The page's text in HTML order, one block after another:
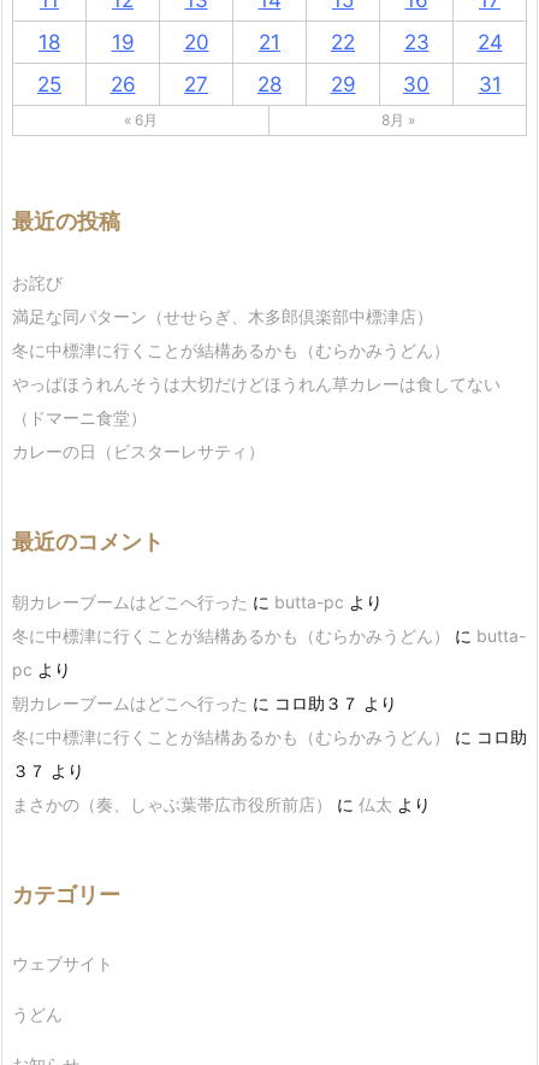
18
19 20 21 22 23
24
25
26 27 28 29 30 31
« 6月 8月 »
最近の投稿
お詫び
満足な同パターン（せせらぎ、木多郎倶楽部中標津店）
冬に中標津に行くことが結構あるかも（むらかみうどん）
やっぱほうれんそうは大切だけどほうれん草カレーは食してない
（ドマーニ食堂）
カレーの日（ビスターレサティ）
最近のコメント
朝カレーブームはどこへ行った に butta-pc より
冬に中標津に行くことが結構あるかも（むらかみうどん）
に butta-
pc より
朝カレーブームはどこへ行った に コロ助３７ より
冬に中標津に行くことが結構あるかも（むらかみうどん）
に コロ助
３７ より
まさかの（奏、しゃぶ葉帯広市役所前店）
に 仏太 より
カテゴリー
ウェブサイト
うどん